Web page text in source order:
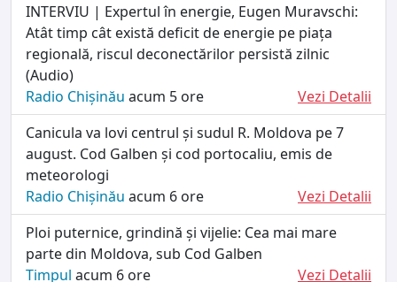
INTERVIU | Expertul în energie, Eugen Muravschi:
Atât timp cât există deficit de energie pe piața
regională, riscul deconectărilor persistă zilnic
(Audio)
Radio Chișinău acum 5 ore
Vezi Detalii
Canicula va lovi centrul și sudul R. Moldova pe 7
august. Cod Galben și cod portocaliu, emis de
meteorologi
Radio Chișinău acum 6 ore
Vezi Detalii
Ploi puternice, grindină și vijelie: Cea mai mare
parte din Moldova, sub Cod Galben
Timpul acum 6 ore Vezi Detalii